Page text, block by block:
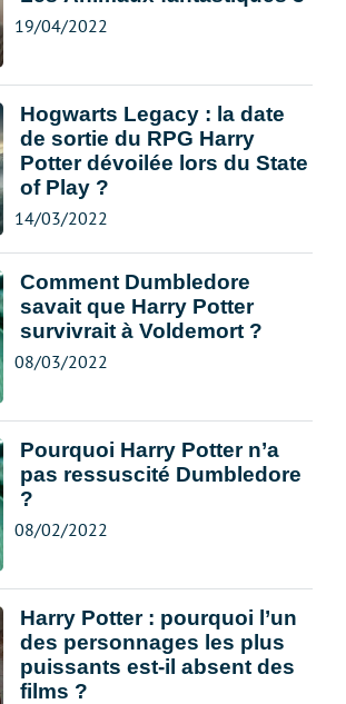
19/04/2022
Hogwarts Legacy : la date
de sortie du RPG Harry
Potter dévoilée lors du State
of Play ?
14/03/2022
Comment Dumbledore
savait que Harry Potter
survivrait à Voldemort ?
08/03/2022
Pourquoi Harry Potter n’a
pas ressuscité Dumbledore
?
08/02/2022
Harry Potter : pourquoi l’un
des personnages les plus
puissants est-il absent des
films ?